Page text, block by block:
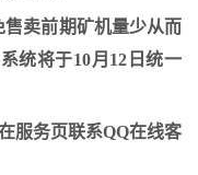
卖前期矿机量少从而
统将于10月12日统一
服务页联系QQ在线客